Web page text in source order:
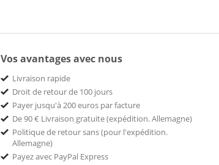
Vos avantages avec nous
Livraison rapide
Droit de retour de 100 jours
Payer jusqu'à 200 euros par facture
De 90 € Livraison gratuite (expédition. Allemagne)
Politique de retour sans (pour l'expédition.
Allemagne)
Payez avec PayPal Express